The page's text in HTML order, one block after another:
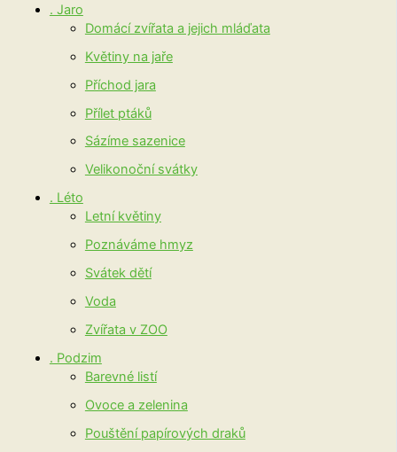
. Jaro
Domácí zvířata a jejich mláďata
Květiny na jaře
Příchod jara
Přílet ptáků
Sázíme sazenice
Velikonoční svátky
. Léto
Letní květiny
Poznáváme hmyz
Svátek dětí
Voda
Zvířata v ZOO
. Podzim
Barevné listí
Ovoce a zelenina
Pouštění papírových draků